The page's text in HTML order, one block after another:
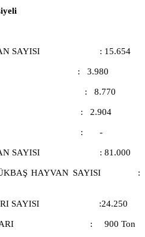
SAYISI : 15.654
: 3.980
: 8.770
: 2.904
: -
SAYISI : 81.000
HAYVAN SAYISI
:
SAYISI :24.250
: 900 Ton